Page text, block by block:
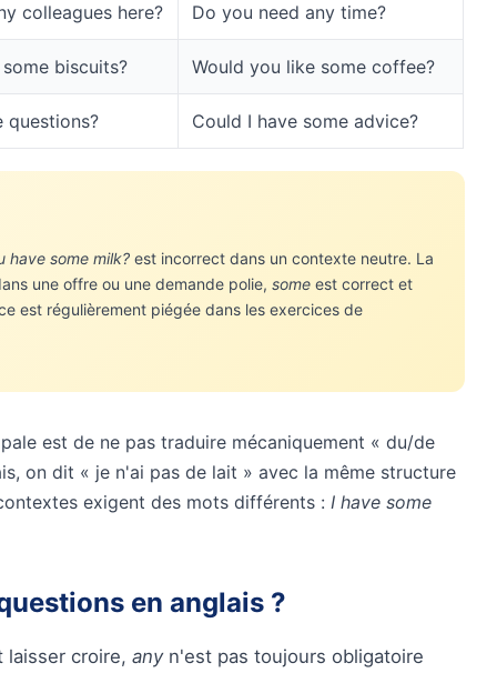
colleagues here? Do you need any time?
biscuits? Would you like some coffee?
questions? Could I have some advice?
have some milk? est incorrect dans un contexte neutre. La
une offre ou une demande polie, some est correct et
est régulièrement piégée dans les exercices de
est de ne pas traduire mécaniquement « du/de
on dit « je n'ai pas de lait » avec la même structure
exigent des mots différents : I have some
en anglais ?
laisser croire, anyn'est pas toujours obligatoire